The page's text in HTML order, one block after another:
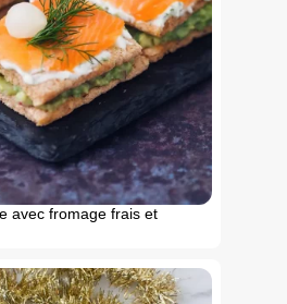
avec fromage frais et